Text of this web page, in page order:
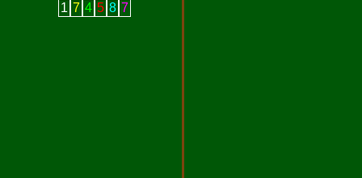
1 7 4 5 8 7